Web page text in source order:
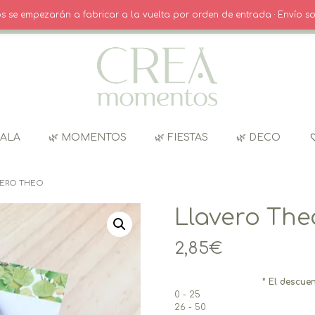
· INICIO SESIÓN / REGISTRO CARRITO
🌿 MOMENTOS 🌿 FIESTAS 🌿 DECO
THEO
Llavero
2,85€
* El
0 - 25
26 - 50
empezarán a fabricar a la vuelta por orden de entrada · Envío